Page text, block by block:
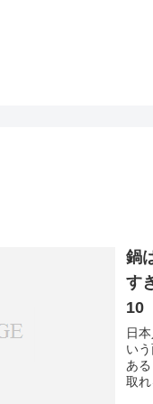
鍋
す
10
日
い
あ
取